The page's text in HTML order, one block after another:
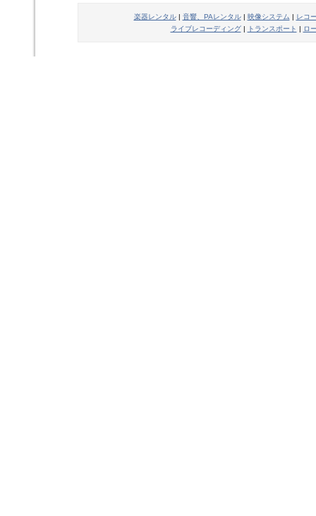
楽器レンタル| 音響、PAレンタル| 映像システム | レコ
ライブレコーディング| トランスポート | ロ